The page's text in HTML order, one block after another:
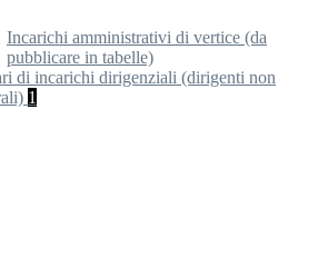
Incarichi amministrativi di vertice (da
pubblicare in tabelle)
di incarichi dirigenziali (dirigenti non
1